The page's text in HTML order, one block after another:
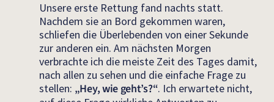
Unsere erste Rettung fand nachts statt.
Nachdem sie an Bord gekommen waren,
schliefen die Überlebenden von einer Sekunde
zur anderen ein. Am nächsten Morgen
verbrachte ich die meiste Zeit des Tages damit,
nach allen zu sehen und die einfache Frage zu
stellen: „Hey, wie geht’s?“. Ich erwartete nicht,